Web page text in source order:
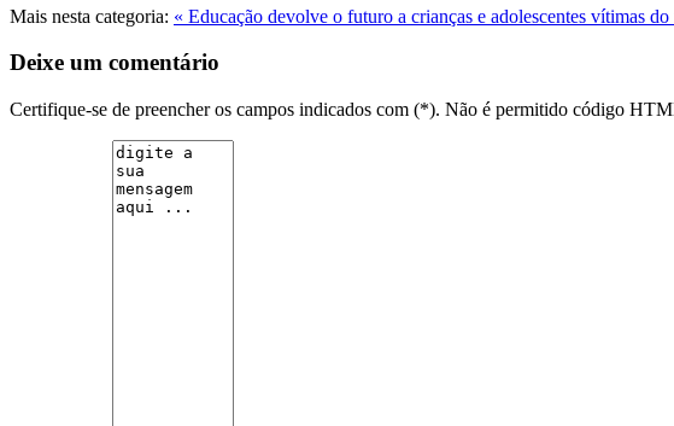
Mais nesta categoria: « Educação devolve o futuro a crianças e adolescentes vítimas
Deixe um comentário
Certifique-se de preencher os campos indicados com (*). Não é permitido código